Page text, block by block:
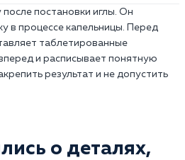
постановки иглы. Он
в процессе капельницы. Перед
таблетированные
и расписывает понятную
результат и не допустить
о деталях,